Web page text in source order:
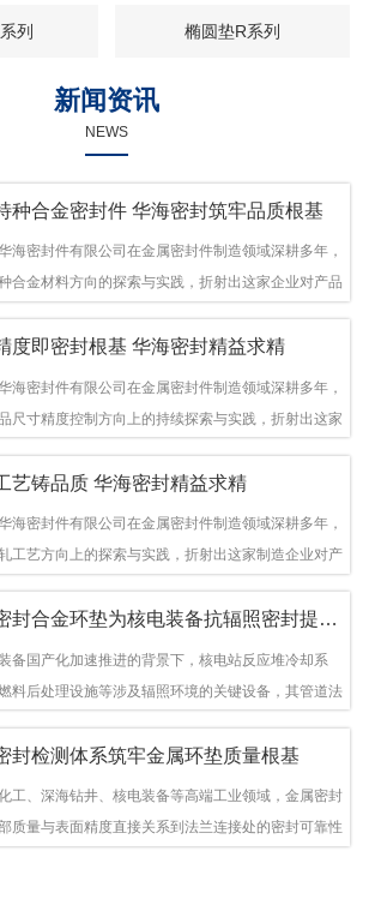
列 椭圆垫R系列
新闻资讯
NEWS
种合金密封件 华海密封筑牢品质根基
海密封件有限公司在金属密封件制造领域深耕多年，
合金材料方向的探索与实践，折射出这家企业对产品
供多种材质方案，在石油机械、管道法兰、采油树、
度即密封根基 华海密封精益求精
海密封件有限公司在金属密封件制造领域深耕多年，
尺寸精度控制方向上的持续探索与实践，折射出这家
泛应用于石油机械、管道法兰、采油树、井口装置等
文从尺寸精度的技术内涵及企业工艺积累等角度，呈
封在该领域的务实探索与稳步发展。
艺铸品质 华海密封精益求精
海密封件有限公司在金属密封件制造领域深耕多年，
工艺方向上的探索与实践，折射出这家制造企业对产
应用于石油机械、管道法兰、采油树、井口装置等领
华海密封合金环垫为核电装备抗辐照密封提供可靠保障
备国产化加速推进的背景下，核电站反应堆冷却系
料后处理设施等涉及辐照环境的关键设备，其管道法
可靠。温州市华海密封件科技有限公司深耕金属密封
余年，依托八角垫、椭圆垫及RX/BX系列高压环垫等
品，以特种合金材质体系，为核电装备抗辐照密封提
配套方案。
封检测体系筑牢金属环垫质量根基
工、深海钻井、核电装备等高端工业领域，金属密封
质量与表面精度直接关系到法兰连接处的密封可靠性